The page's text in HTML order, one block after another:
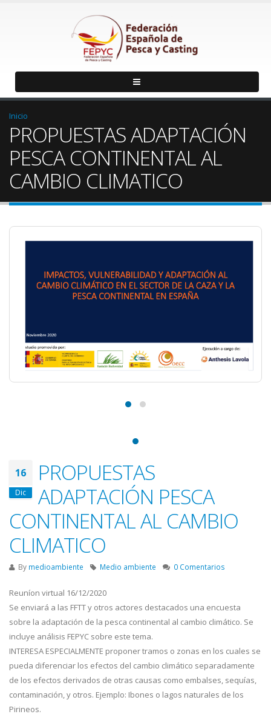
Inicio
PROPUESTAS ADAPTACIÓN
PESCA CONTINENTAL AL
CAMBIO CLIMATICO
16
Dic
PROPUESTAS
ADAPTACIÓN PESCA
CONTINENTAL AL CAMBIO
CLIMATICO
By medioambiente Medio ambiente 0 Comentarios
Reuníon virtual 16/12/2020
Se enviará a las FFTT y otros actores destacados una encuesta
sobre la adaptación de la pesca continental al cambio climático. Se
incluye análisis FEPYC sobre este tema.
INTERESA ESPECIALMENTE proponer tramos o zonas en los cuales se
pueda diferenciar los efectos del cambio climático separadamente
de los efectos derivados de otras causas como embalses, sequías,
contaminación, y otros. Ejemplo: Ibones o lagos naturales de los
Pirineos.